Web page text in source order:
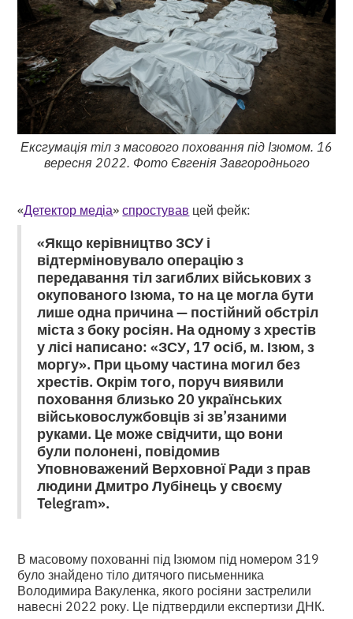
Ексгумація тіл з масового поховання під Ізюмом. 16
вересня 2022. Фото Євгенія Завгороднього
«Детектор медіа»спростував цей фейк:
«Якщо керівництво ЗСУ і
відтерміновувало операцію з
передавання тіл загиблих військових з
окупованого Ізюма, то на це могла бути
лише одна причина — постійний обстріл
міста з боку росіян. На одному з хрестів
у лісі написано: «ЗСУ, 17 осіб, м. Ізюм, з
моргу». При цьому частина могил без
хрестів. Окрім того, поруч виявили
поховання близько 20 українських
військовослужбовців зі зв’язаними
руками. Це може свідчити, що вони
були полонені, повідомив
Уповноважений Верховної Ради з прав
людини Дмитро Лубінець у своєму
Telegram».
В масовому похованні під Ізюмом під номером 319
було знайдено тіло дитячого письменника
Володимира Вакуленка, якого росіяни застрелили
навесні 2022 року. Це підтвердили експертизи ДНК.